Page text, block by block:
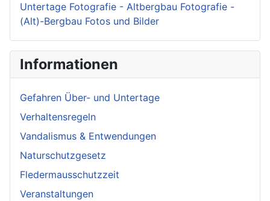
Untertage Fotografie - Altbergbau Fotografie -
(Alt)-Bergbau Fotos und Bilder
Informationen
Gefahren Über- und Untertage
Verhaltensregeln
Vandalismus & Entwendungen
Naturschutzgesetz
Fledermausschutzzeit
Veranstaltungen